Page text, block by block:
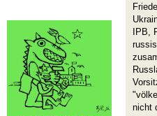
IPB,
nicht